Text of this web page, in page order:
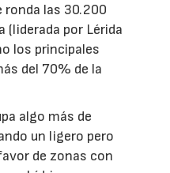
ronda las 30.200
(liderada por Lérida
los principales
del 70% de la
algo más de
un ligero pero
de zonas con